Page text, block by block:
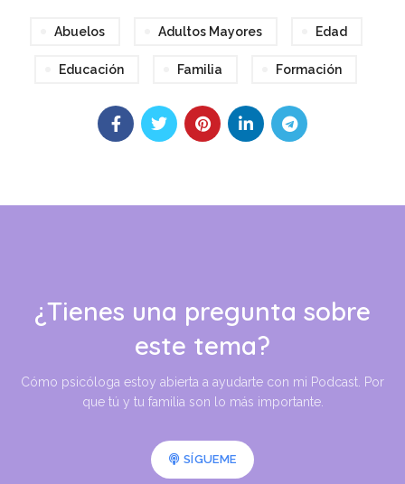
Abuelos Adultos Mayores Edad
Educación Familia Formación
¿Tienes una pregunta sobre
este tema?
Cómo psicóloga estoy abierta a ayudarte con mi Podcast. Por
que tú y tu familia son lo más importante.
SÍGUEME